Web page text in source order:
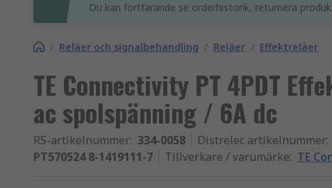
Du kan fortfarande se orderhistorik, returnera
/ Reläer och signalbehandling / Reläer / Effektreläer
TE Connectivity PT 4PDT
ac spolspänning / 6A dc
RS-artikelnummer: 334-0058 Distrelec artikelnummer:
PT570524 8-1419111-7
Tillverkare / varumärke: TE